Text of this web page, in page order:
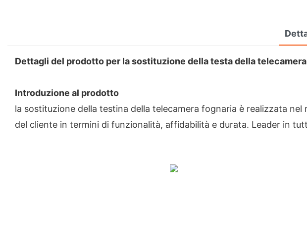
Dettagli del prodotto per la sostituzione della testa della
Introduzione al prodotto
la sostituzione della testina della telecamera fognaria è realizzata
del cliente in termini di funzionalità, affidabilità e durata. Leader in